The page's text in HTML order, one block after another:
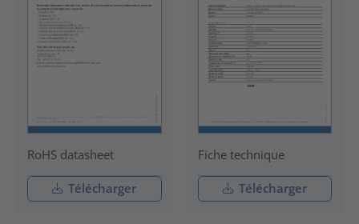
RoHS datasheet
Télécharger
Fiche technique
Télécharger